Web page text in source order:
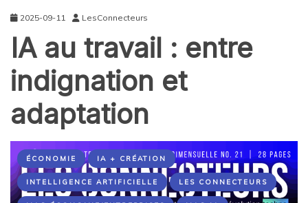
2025-09-11 LesConnecteurs
IA au travail : entre
indignation et
adaptation
ÉCONOMIE IA + CRÉATION
INTELLIGENCE ARTIFICIELLE LES CONNECTEURS